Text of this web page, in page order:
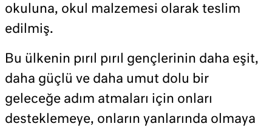
okuluna, okul malzemesi olarak teslim
edilmiş.
Bu ülkenin pırıl pırıl gençlerinin daha eşit,
daha güçlü ve daha umut dolu bir
geleceğe adım atmaları için onları
desteklemeye, onların yanlarında olmaya